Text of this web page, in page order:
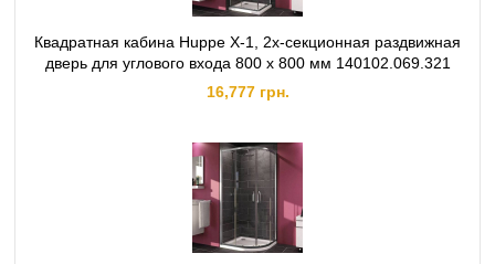
Квадратная кабина Huppe X-1, 2х‐секционная раздвижная
дверь для углового входа 800 х 800 мм 140102.069.321
16,777 грн.